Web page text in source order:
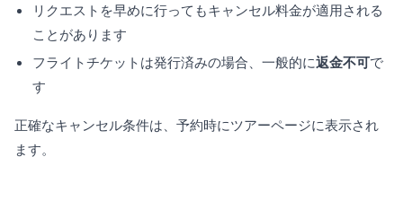
リクエストを早めに行ってもキャンセル料金が適用される
ことがあります
フライトチケットは発行済みの場合、一般的に返金不可で
す
正確なキャンセル条件は、予約時にツアーページに表示され
ます。